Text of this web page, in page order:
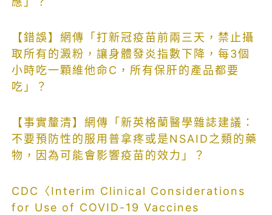
【錯誤】網傳「打新冠疫苗前兩三天，禁止攝
取所有的澱粉，讓身體發炎指數下降，每3個
小時吃一顆維他命C，所有保肝的產品都要
吃」？
【事實釐清】網傳「新英格蘭醫學雜誌建議：
不要預防性的服用普拿疼或是NSAID之類的藥
物，因為可能會影響疫苗的效力」？
CDC〈Interim Clinical Considerations
for Use of COVID-19 Vaccines